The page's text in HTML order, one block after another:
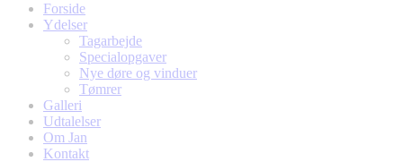
Forside
Ydelser
Tagarbejde
Specialopgaver
Nye døre og vinduer
Tømrer
Galleri
Udtalelser
Om Jan
Kontakt